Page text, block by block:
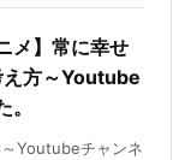
メ】常に幸せ
え方～Youtube
～Youtubeチャンネ